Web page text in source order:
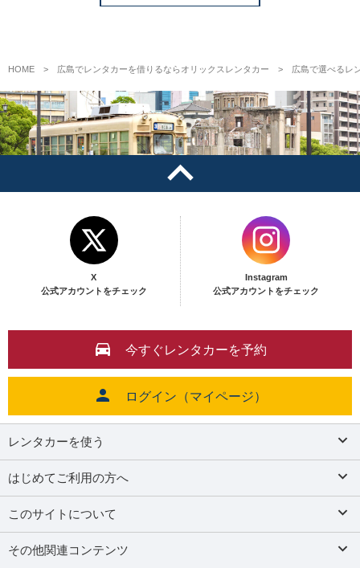
HOME 広島でレンタカーを借りるならオリックスレンタカー 広島で選べるレ
X
公式アカウントをチェック
Instagram
公式アカウントをチェック
今すぐレンタカーを予約
ログイン（マイページ）
レンタカーを使う
はじめてご利用の方へ
このサイトについて
その他関連コンテンツ